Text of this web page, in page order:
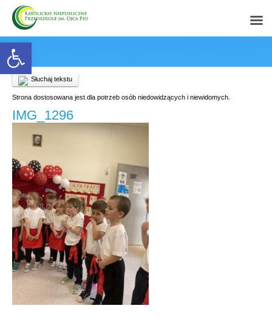
Open toolbar
Słuchaj tekstu
Strona dostosowana jest dla potrzeb osób niedowidzących i niewidomych.
IMG_1296